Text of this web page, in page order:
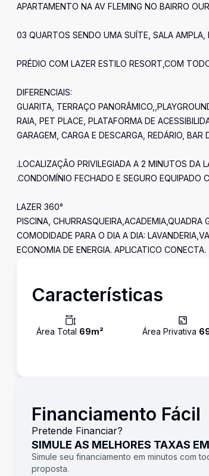
APARTAMENTO NA AV FLEMING NO BAIRRO
03 QUARTOS SENDO UMA SUÍTE, SALA AMPLA,
PRÉDIO COM LAZER ESTILO RESORT,COM
DIFERENCIAIS:
GUARITA, TERRAÇO
RAIA, PET PLACE, PLATAFORMA DE
GARAGEM, CARGA E DESCARGA, REDÁRIO,
.LOCALIZAÇÃO PRIVILEGIADA A 2 MINUTOS DA
.CONDOMÍNIO FECHADO E SEGURO EQUIPADO
LAZER 360°
PISCINA,
COMODIDADE PARA O DIA A DIA:
ECONOMIA DE ENERGIA. APLICATICO CONECTA.
Características
Área Total 69m² Área Privativa
Financiamento Fácil
Pretende Financiar?
SIMULE AS MELHORES TAXAS
Simule seu financiamento em minutos com
proposta.